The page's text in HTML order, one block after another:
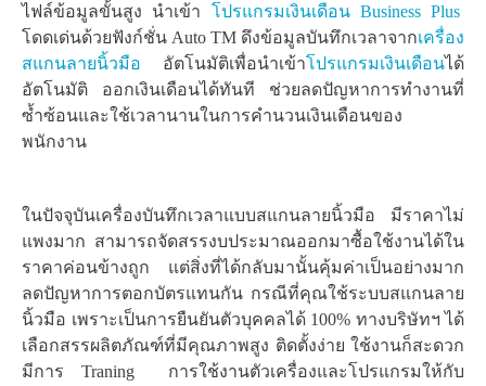
ไฟล์ข้อมูลขั้นสูง นำเข้า โปรแกรมเงินเดือน Business Plus
โดดเด่นด้วยฟังก์ชั่น Auto TM ดึงข้อมูลบันทึกเวลาจากเครื่อง
สแกนลายนิ้วมือ อัตโนมัติเพื่อนำเข้าโปรแกรมเงินเดือนได้
อัตโนมัติ ออกเงินเดือนได้ทันที ช่วยลดปัญหาการทำงานที่
ซ้ำซ้อนและใช้เวลานานในการคำนวนเงินเดือนของ
พนักงาน
ในปัจจุบันเครื่องบันทึกเวลาแบบสแกนลายนิ้วมือ มีราคาไม่
แพงมาก สามารถจัดสรรงบประมาณออกมาซื้อใช้งานได้ใน
ราคาค่อนข้างถูก แต่สิ่งที่ได้กลับมานั้นคุ้มค่าเป็นอย่างมาก
ลดปัญหาการตอกบัตรแทนกัน กรณีที่คุณใช้ระบบสแกนลาย
นิ้วมือ เพราะเป็นการยืนยันตัวบุคคลได้ 100% ทางบริษัทฯ ได้
เลือกสรรผลิตภัณฑ์ที่มีคุณภาพสูง ติดตั้งง่าย ใช้งานก็สะดวก
มีการ Traning การใช้งานตัวเครื่องและโปรแกรมให้กับ